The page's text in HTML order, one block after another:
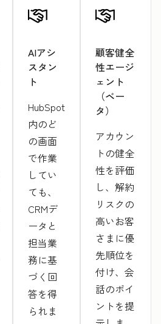
AIアシ
スタン
ト
HubSpot
内のど
の画面
で作業
してい
ても、
CRMデ
ータと
担当業
務に基
づく回
答を得
られま
顧客健全
性エージ
ェント
（ベー
タ）
アカウン
トの健全
性を評価
し、解約
リスクの
高いお客
さまに優
先順位を
付け、会
話のポイ
ントを提